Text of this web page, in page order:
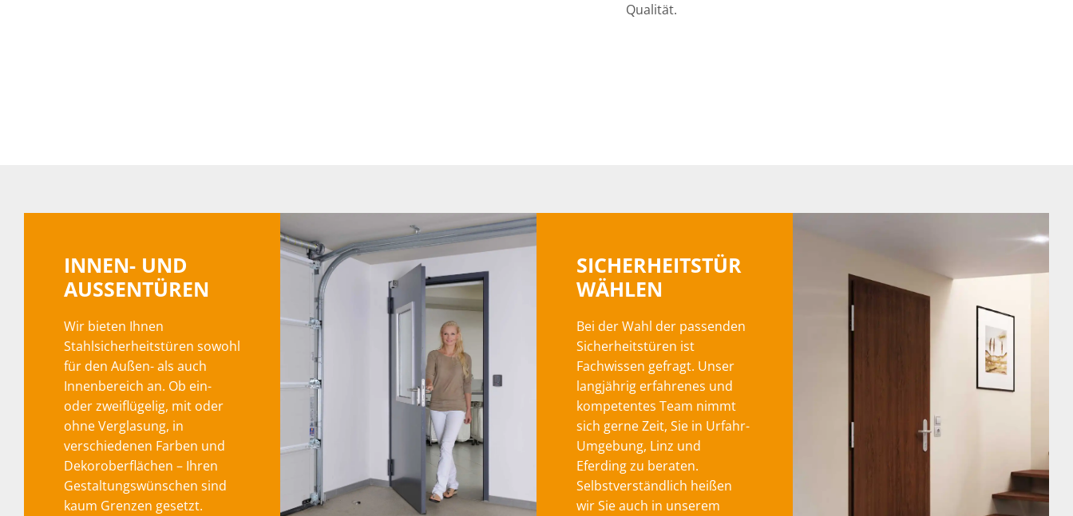
Qualität.
INNEN- UND
AUSSENTÜREN
Wir bieten Ihnen
Stahlsicherheitstüren sowohl
für den Außen- als auch
Innenbereich an. Ob ein-
oder zweiflügelig, mit oder
ohne Verglasung, in
verschiedenen Farben und
Dekoroberflächen – Ihren
Gestaltungswünschen sind
kaum Grenzen gesetzt.
SICHERHEITSTÜR
WÄHLEN
Bei der Wahl der passenden
Sicherheitstüren ist
Fachwissen gefragt. Unser
langjährig erfahrenes und
kompetentes Team nimmt
sich gerne Zeit, Sie in Urfahr-
Umgebung, Linz und
Eferding zu beraten.
Selbstverständlich heißen
wir Sie auch in unserem